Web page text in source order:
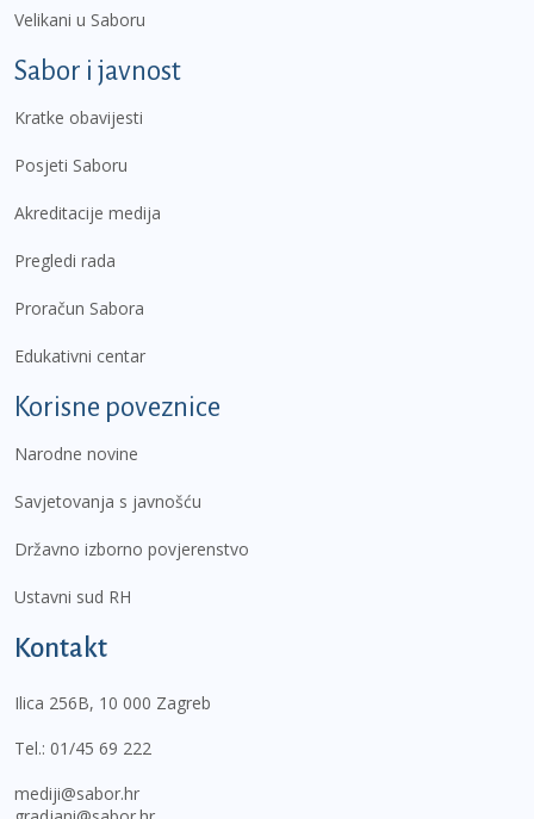
Velikani u Saboru
Sabor i javnost
Kratke obavijesti
Posjeti Saboru
Akreditacije medija
Pregledi rada
Proračun Sabora
Edukativni centar
Korisne poveznice
Narodne novine
Savjetovanja s javnošću
Državno izborno povjerenstvo
Ustavni sud RH
Kontakt
Ilica 256B, 10 000 Zagreb
Tel.: 01/45 69 222
mediji@sabor.hr